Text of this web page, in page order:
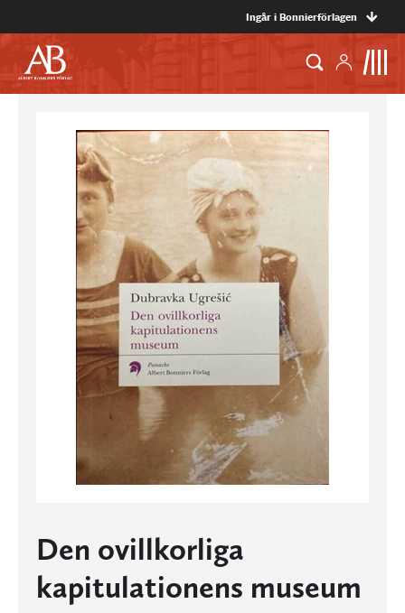
Ingår i Bonnierförlagen
Den ovillkorliga
kapitulationens museum